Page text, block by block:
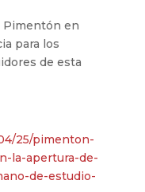
Pimentón en
para los
de esta
25/pimenton-
la-apertura-de-
de-estudio-